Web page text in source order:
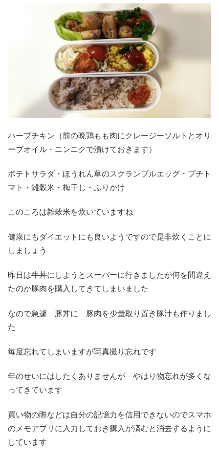
ハーブチキン（前の晩鶏もも肉にクレージーソルトとオリ
ーブオイル・ニンニクで漬けておきます）
ポテトサラダ・ほうれん草のスクランブルエッグ・プチト
マト・雑穀米・梅干し・ふりかけ
このころは雑穀米を炊いていますね
健康にもダイエットにも良いようですので是非炊くことに
しましょう
昨日は牛丼にしようとスーパーに行きましたが何を間違え
たのか豚肉を購入してきてしまいました
なので急遽 豚丼に 豚肉を少量取り置き豚汁も作りまし
た
毎度忘れてしまいますが写真撮り忘れです
年のせいにはしたくありませんが やはり物忘れが多くな
ってきています
買い物の際などは自分の記憶力を信用できないのでスマホ
のメモアプリに入力しておき購入が済むと消去するように
しています